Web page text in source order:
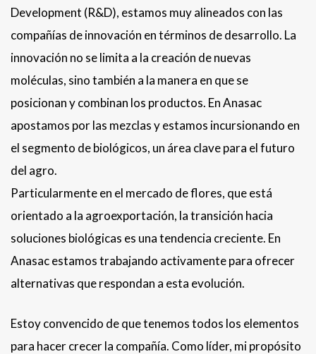
Development (R&D), estamos muy alineados con las
compañías de innovación en términos de desarrollo. La
innovación no se limita a la creación de nuevas
moléculas, sino también a la manera en que se
posicionan y combinan los productos. En Anasac
apostamos por las mezclas y estamos incursionando en
el segmento de biológicos, un área clave para el futuro
del agro.
Particularmente en el mercado de flores, que está
orientado a la agroexportación, la transición hacia
soluciones biológicas es una tendencia creciente. En
Anasac estamos trabajando activamente para ofrecer
alternativas que respondan a esta evolución.
Estoy convencido de que tenemos todos los elementos
para hacer crecer la compañía. Como líder, mi propósito